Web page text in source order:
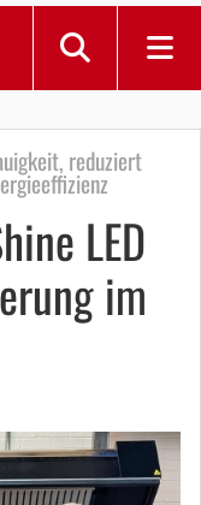
reduziert
LED
im